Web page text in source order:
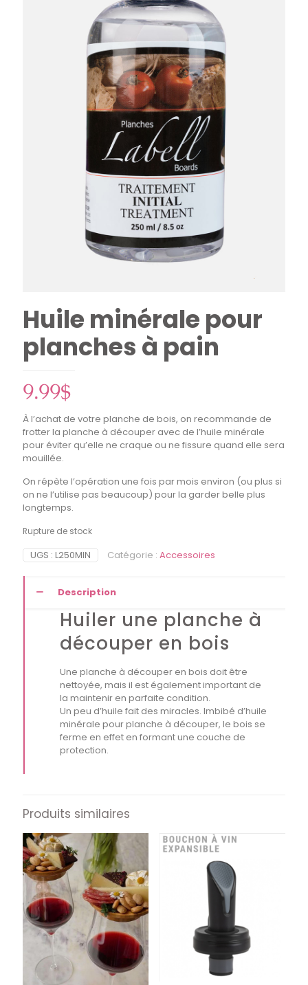
Huile minérale pour
planches à pain
9.99$
À l’achat de votre planche de bois, on recommande de
frotter la planche à découper avec de l’huile minérale
pour éviter qu’elle ne craque ou ne fissure quand elle sera
mouillée.
On répète l’opération une fois par mois environ (ou plus si
on ne l’utilise pas beaucoup) pour la garder belle plus
longtemps.
Rupture de stock
UGS : L250MIN Catégorie : Accessoires
Description
Huiler une planche à
découper en bois
Une planche à découper en bois doit être
nettoyée, mais il est également important de
la maintenir en parfaite condition.
Un peu d’huile fait des miracles. Imbibé d’huile
minérale pour planche à découper, le bois se
ferme en effet en formant une couche de
protection.
Produits similaires